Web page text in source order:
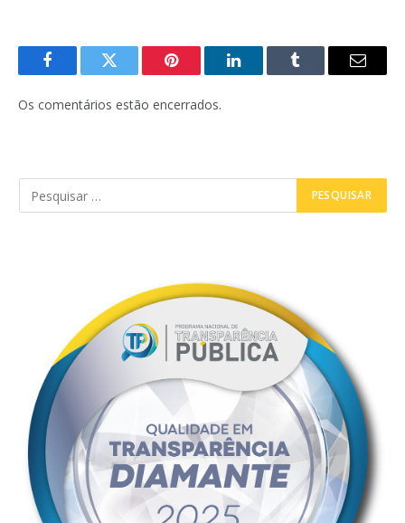
FacebookTwitter Pinterest LinkedInTumblr
E-
Os comentários estão encerrados.